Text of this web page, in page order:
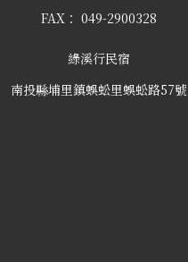
FAX： 049-2900328
綠溪行民宿
南投縣埔里鎮蜈蚣里蜈蚣路57號